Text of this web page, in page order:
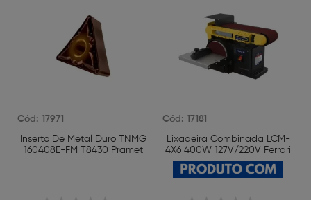
Cód: 17971
Inserto De Metal Duro TNMG
160408E-FM T8430 Pramet
Cód: 17181
Lixadeira Combinada LCM-
4X6 400W 127V/220V Ferrari